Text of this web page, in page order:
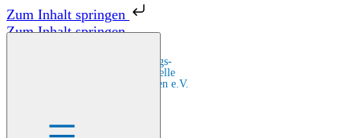
Zum Inhalt springen
Zum Inhalt springen
Zentrale Bildungs-
und Beratungsstelle
für Migrant:innen e.V.